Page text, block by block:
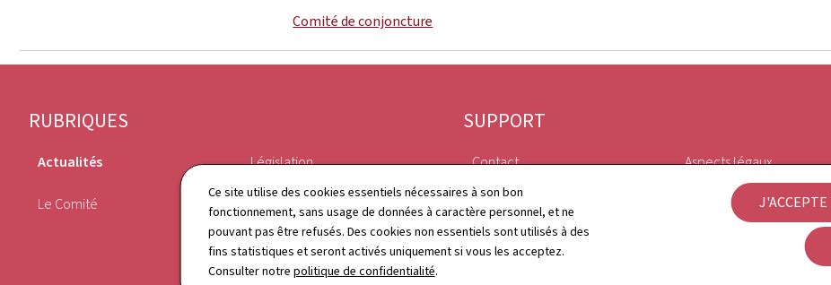
Ce site utilise des cookies essentiels nécessaires à son bon
fonctionnement, sans usage de données à caractère personnel, et ne
pouvant pas être refusés. Des cookies non essentiels sont utilisés à des
fins statistiques et seront activés uniquement si vous les acceptez.
Consulter notre politique de confidentialité.
J'ACCEPTE
Comité de conjoncture
Pied
de
RUBRIQUES
Actualités
Le Comité
Législation
Annuaire
SUPPORT
Contact
Plan du site
À propos du site
Aspects légaux
Déclaration d'accessibilité